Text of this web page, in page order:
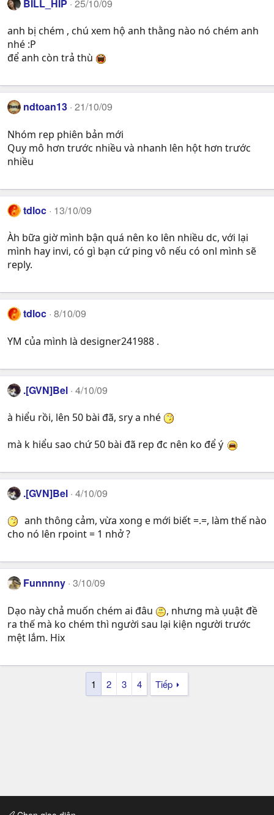
BILL_HIP 25/10/09
anh bị chém , chú xem hộ anh thằng nào nó chém anh
nhé :P
để anh còn trả thù
ndtoan13 21/10/09
Nhóm rep phiên bản mới
Quy mô hơn trước nhiều và nhanh lên hột hơn trước
nhiều
tdloc 13/10/09
Àh bữa giờ mình bận quá nên ko lên nhiều dc, với lại
mình hay invi, có gì bạn cứ ping vô nếu có onl mình sẽ
reply.
tdloc 8/10/09
YM của mình là designer241988 .
.[GVN]Bel 4/10/09
à hiểu rồi, lên 50 bài đã, sry a nhé
mà k hiểu sao chứ 50 bài đã rep đc nên ko để ý
.[GVN]Bel 4/10/09
anh thông cảm, vừa xong e mới biết =.=, làm thế nào
cho nó lên rpoint = 1 nhở ?
Funnnny 3/10/09
Dạo này chả muốn chém ai đâu
, nhưng mà ụuật đề
ra thế mà ko chém thì người sau lại kiện người trước
mệt lắm. Hix
1 2 3 4 Tiếp